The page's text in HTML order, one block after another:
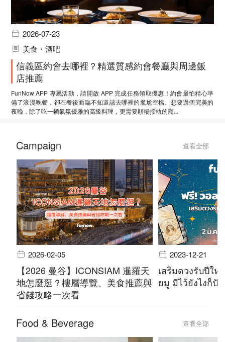
2026-07-23
美食・酒吧
信義區約會去哪裡？精選質感約會餐廳與周邊飯
店推薦
FunNow APP 專屬活動，請開啟 APP 完成任務領取優惠！約會最怕精心準
備了浪漫晚餐，卻在餐後面臨不知道該去哪裡的尷尬空檔。想要過個完美的
夜晚，除了吃一頓氣氛優雅的高級料理，更需要順暢接軌的寵...
Campaign 查看全部
2026-02-05
【2026 曼谷】ICONSIAM 暹羅天
地怎麼逛？樓層導覽、美食推薦與
省錢攻略一次看
2023-12-21
เสริมดวงรับปีให
ยมู มีไว้ยังไงก็ปัง!
Food & Beverage 查看全部